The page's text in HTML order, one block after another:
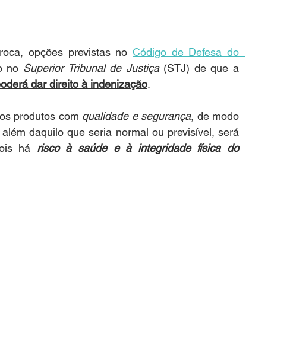
opções previstas no Código de Defesa do
no Superior Tribunal de Justiça (STJ) de que a
dar direito à indenização.
produtos com qualidade e segurança, de modo
daquilo que seria normal ou previsível, será
há risco à saúde e à integridade física do